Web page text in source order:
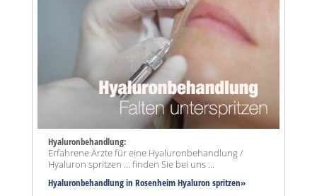
Hyaluronbehandlung:
Erfahrene Ärzte für eine Hyaluronbehandlung /
Hyaluron spritzen ... finden Sie bei uns ...
Hyaluronbehandlung in Rosenheim Hyaluron spritzen»